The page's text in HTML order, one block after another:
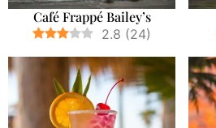
Café Frappé Bailey’s
2.8 (24)